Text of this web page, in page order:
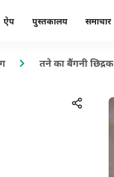
ऐप पुस्तकालय समाचार
तने का बैंगनी छिद्रक